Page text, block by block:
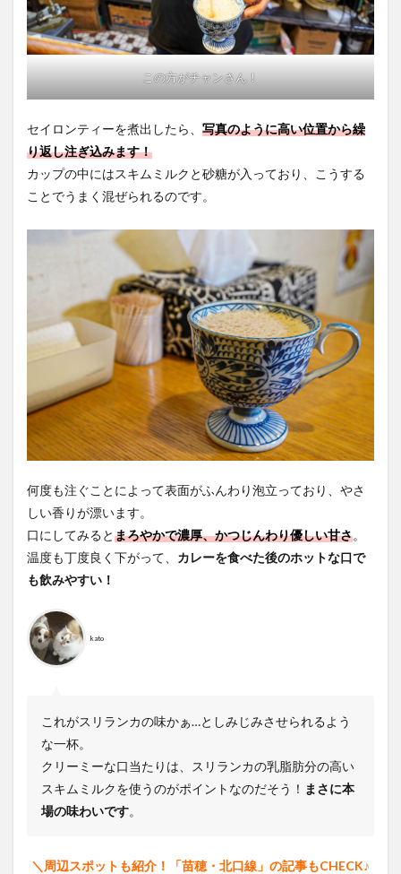
この方がチャンさん！
セイロンティーを煮出したら、 写真のように高い位置から繰
り返し注ぎ込みます！
カップの中にはスキムミルクと砂糖が入っており、こうする
ことでうまく混ぜられるのです。
何度も注ぐことによって表面がふんわり泡立っており、やさ
しい香りが漂います。
口にしてみるとまろやかで濃厚、かつじんわり優しい甘さ。
温度も丁度良く下がって、 カレーを食べた後のホットな口で
も飲みやすい！
kato
これがスリランカの味かぁ…としみじみさせられるよう
な一杯。
クリーミーな口当たりは、スリランカの乳脂肪分の高い
スキムミルクを使うのがポイントなのだそう！ まさに本
場の味わいです。
＼周辺スポットも紹介！「苗穂・北口線」の記事もCHECK♪